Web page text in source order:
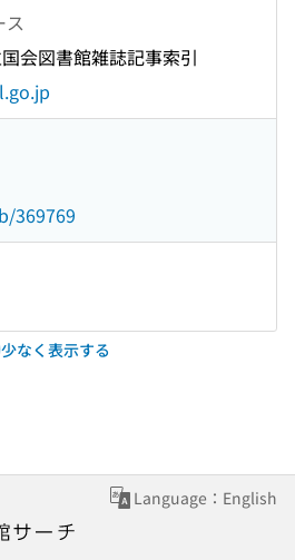
会図書館雑誌記事索引
369769
少なく表示する
Language：English